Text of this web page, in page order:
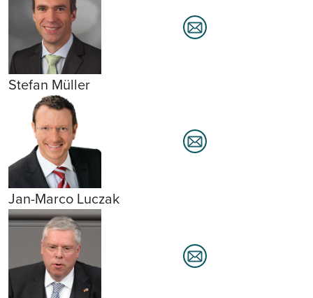
Stefan Müller
Jan-Marco Luczak